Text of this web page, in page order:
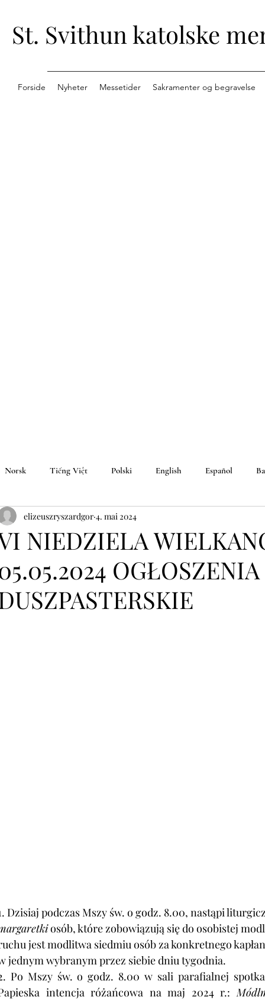
St. Svithun katolske
Forside Nyheter Messetider Sakramenter og begravelse
Norsk Tiếng Việt Polski English Español
NIEDZIELA
OGŁOSZENIA
elizeuszryszardgor 4. mai 2024
Dzisiaj podczas Mszy św. o godz. 8.00, nastąpi
osób, które zobowiązują się do osobistej
jest modlitwa siedmiu osób za konkretnego
jednym wybranym przez siebie dniu tygodnia.
Po Mszy św. o godz. 8.00 w sali parafialnej
intencja różańcowa na maj 2024 r.: